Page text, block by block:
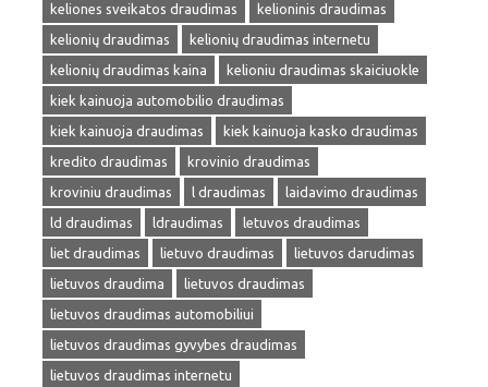
keliones sveikatos draudimas
kelioninis draudimas
kelionių draudimas
kelionių draudimas internetu
kelionių draudimas kaina
kelioniu draudimas skaiciuokle
kiek kainuoja automobilio draudimas
kiek kainuoja draudimas
kiek kainuoja kasko draudimas
kredito draudimas
krovinio draudimas
kroviniu draudimas
l draudimas
laidavimo draudimas
ld draudimas
ldraudimas
letuvos draudimas
liet draudimas
lietuvo draudimas
lietuvos darudimas
lietuvos draudima
lietuvos draudimas
lietuvos draudimas automobiliui
lietuvos draudimas gyvybes draudimas
lietuvos draudimas internetu